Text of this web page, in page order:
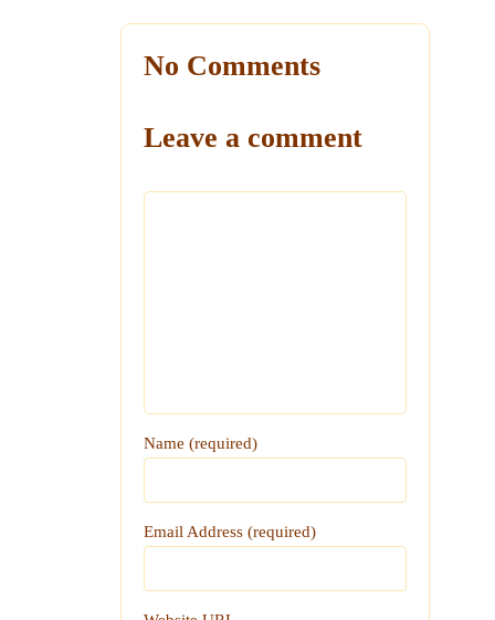
No Comments
Leave a comment
Name (required)
Email Address (required)